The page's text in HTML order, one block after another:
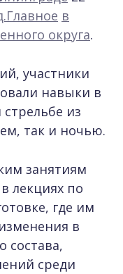
в
округа.
участники
навыки в
из
так и ночью.
занятиям
лекциях по
где им
в
состава,
среди